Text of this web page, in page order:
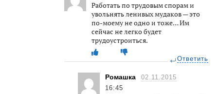
Работать по трудовым спорам и
увольнять ленивых мудаков — это
по-моему не одно и тоже… Им
сейчас не легко будет
трудоустроиться.
Ответить
Ромашка
02.11.2015
16:45